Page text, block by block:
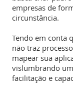
empresas de
circunstância.
Tendo em conta
não traz
mapear sua
vislumbrando
facilitação e